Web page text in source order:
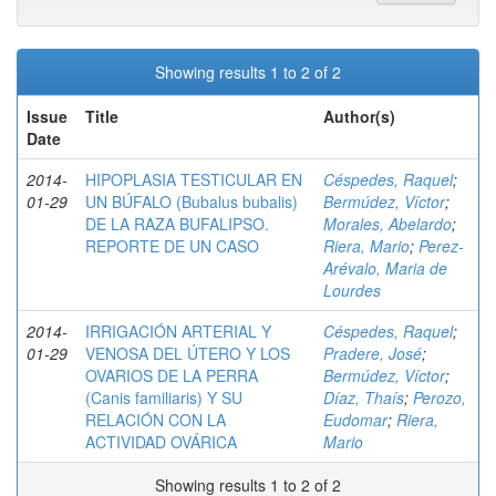
Showing results 1 to 2 of 2
Issue
Date
Title Author(s)
2014-
01-29
HIPOPLASIA TESTICULAR EN
UN BÚFALO (Bubalus bubalis)
DE LA RAZA BUFALIPSO.
REPORTE DE UN CASO
Céspedes, Raquel;
Bermúdez, Víctor;
Morales, Abelardo;
Riera, Mario; Perez-
Arévalo, Maria de
Lourdes
2014-
01-29
IRRIGACIÓN ARTERIAL Y
VENOSA DEL ÚTERO Y LOS
OVARIOS DE LA PERRA
(Canis familiaris) Y SU
RELACIÓN CON LA
ACTIVIDAD OVÁRICA
Céspedes, Raquel;
Pradere, José;
Bermúdez, Víctor;
Díaz, Thaís; Perozo,
Eudomar; Riera,
Mario
Showing results 1 to 2 of 2